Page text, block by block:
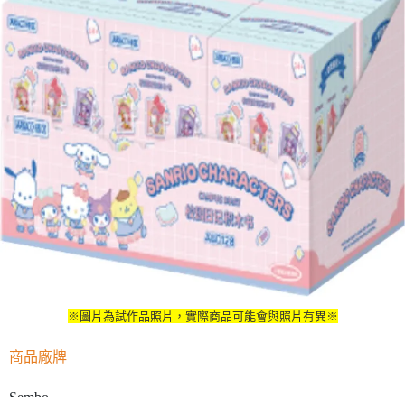
※圖片為試作品照片，實際商品可能會與照片有異※
商品廠牌